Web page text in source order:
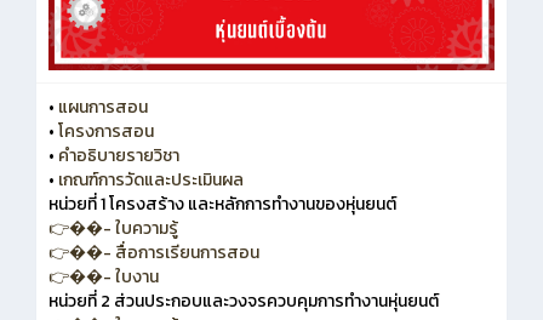
• แผนการสอน
•โครงการสอน
• คำอธิบายรายวิชา
• เกณฑ์การวัดและประเมินผล
หน่วยที่ 1 โครงสร้าง และหลักการทำงานของหุ่นยนต์
👉��- ใบความรู้
👉��- สื่อการเรียนการสอน
👉��- ใบงาน
หน่วยที่ 2 ส่วนประกอบและวงจรควบคุมการทำงานหุ่นยนต์